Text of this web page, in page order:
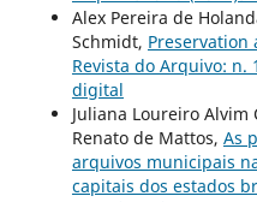
Alex Pereira de
Schmidt, Preservation
Revista do Arquivo: n.
digital
Juliana Loureiro Alvim
Renato de Mattos, As
arquivos municipais
capitais dos estados